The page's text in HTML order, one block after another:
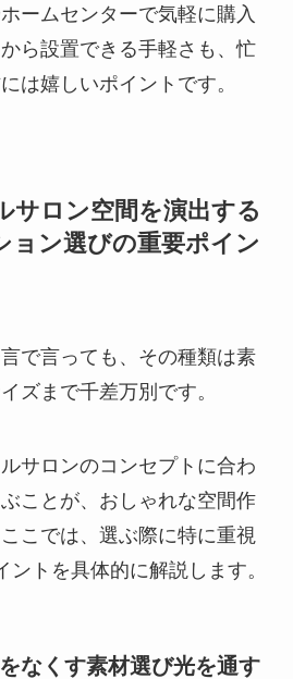
ームセンターで気軽に購入
ら設置できる手軽さも、忙
は嬉しいポイントです。
サロン空間を演出する
ョン選びの重要ポイン
で言っても、その種類は素
ズまで千差万別です。
サロンのコンセプトに合わ
ことが、おしゃれな空間作
こでは、選ぶ際に特に重視
ントを具体的に解説します。
なくす素材選び光を通す